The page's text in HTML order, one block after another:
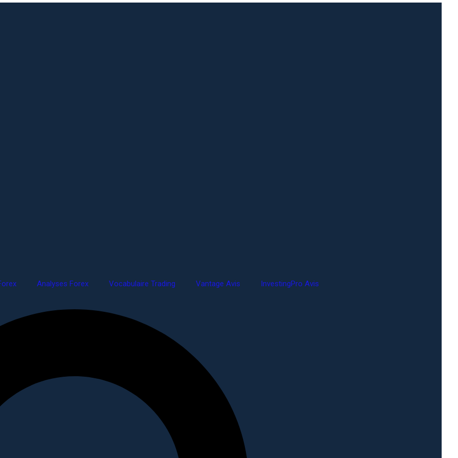
Analyses Forex Vocabulaire Trading Vantage Avis InvestingPro Avis